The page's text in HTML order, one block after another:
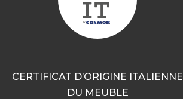
CERTIFICAT D’ORIGINE ITALIENNE
DU MEUBLE